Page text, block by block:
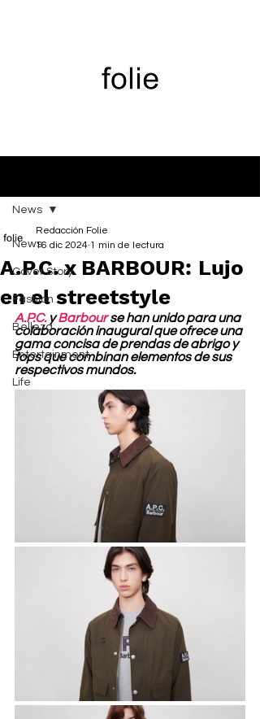
News
Cover Story
Fashion
Belleza
Entertainment
Life
News
A.P.C. x BARBOUR: Lujo
en el streetstyle
Redacción Folie
16 dic 2024 1 min de lectura
A.P.C. y Barbour se han unido para una
colaboración inaugural que ofrece una
gama concisa de prendas de abrigo y
tops que combinan elementos de sus
respectivos mundos.